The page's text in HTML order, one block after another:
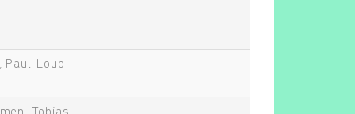
Paul-Loup